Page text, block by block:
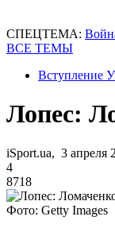
СПЕЦТЕМА:
ВСЕ ТЕМЫ
Вступление
Лопес:
iSport.ua, 3 апреля
4
8718
Фото: Getty Images